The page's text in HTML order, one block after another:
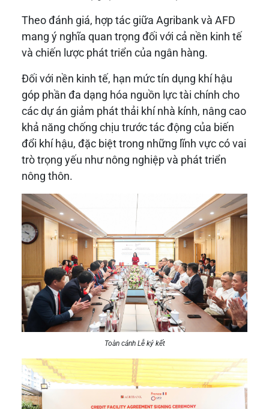
Theo đánh giá, hợp tác giữa Agribank và AFD
mang ý nghĩa quan trọng đối với cả nền kinh tế
và chiến lược phát triển của ngân hàng.
Đối với nền kinh tế, hạn mức tín dụng khí hậu
góp phần đa dạng hóa nguồn lực tài chính cho
các dự án giảm phát thải khí nhà kính, nâng cao
khả năng chống chịu trước tác động của biến
đổi khí hậu, đặc biệt trong những lĩnh vực có vai
trò trọng yếu như nông nghiệp và phát triển
nông thôn.
Toàn cảnh Lễ ký kết